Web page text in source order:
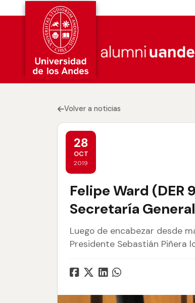
Volver a noticias
28
OCT
2019
Felipe Ward (DER
Secretaría
Luego de encabezar desde
Presidente Sebastián Piñera